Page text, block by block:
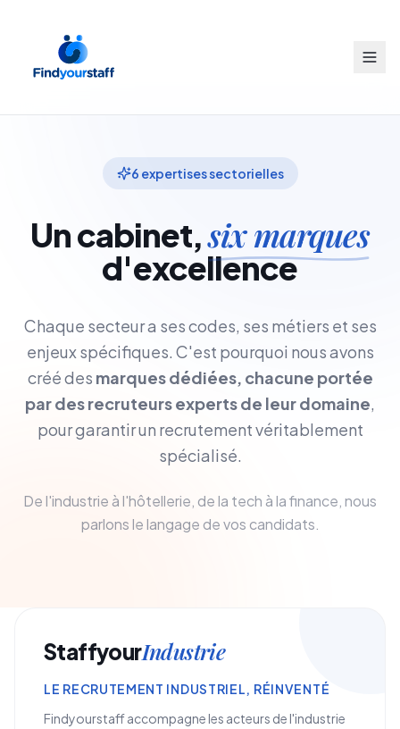
6 expertises sectorielles
Un cabinet,six marques
d'excellence
Chaque secteur a ses codes, ses métiers et ses
enjeux spécifiques. C'est pourquoi nous avons
créé des marques dédiées, chacune portée
par des recruteurs experts de leur domaine,
pour garantir un recrutement véritablement
spécialisé.
De l'industrie à l'hôtellerie, de la tech à la finance, nous
parlons le langage de vos candidats.
StaffyourIndustrie
LE RECRUTEMENT INDUSTRIEL, RÉINVENTÉ
Findyourstaff accompagne les acteurs de l'industrie